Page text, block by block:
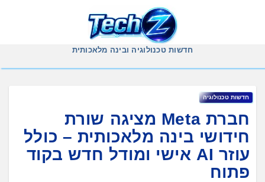
חדשות טכנולוגיה ובינה מלאכותית
חדשות טכנולוגיה
חברת Meta מציגה שורת
חידושי בינה מלאכותית – כולל
עוזר AI אישי ומודל חדש בקוד
פתוח